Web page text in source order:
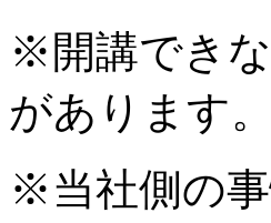
※開講でき
があります。
※当社側の